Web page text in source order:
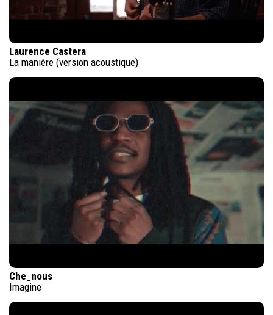
Laurence Castera
La manière (version acoustique)
Che_nous
Imagine